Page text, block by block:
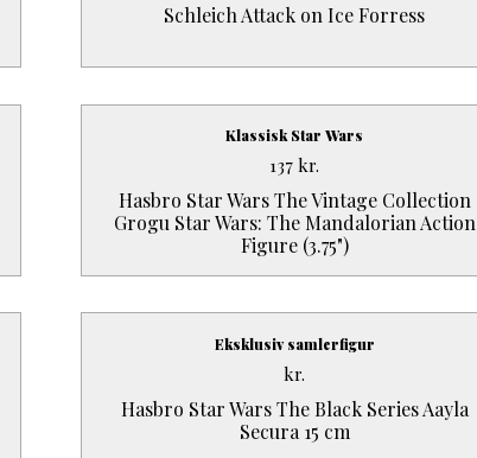
Schleich Attack on Ice Forress
Klassisk Star Wars
Hasbro Star Wars The Vintage Collection
Grogu Star Wars: The Mandalorian Action
Figure (3.75")
137 kr.
Eksklusiv samlerfigur
Hasbro Star Wars The Black Series Aayla
Secura 15 cm
kr.